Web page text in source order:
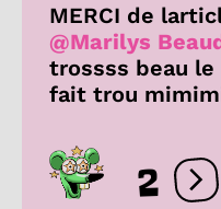
MERCI de
@Marilys
trossss beau
fait trou
2